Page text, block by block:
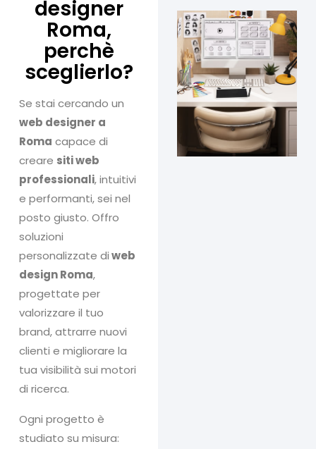
designer
Roma,
perchè
sceglierlo?
Se stai cercando un
web designer a
Roma capace di
creare siti web
professionali, intuitivi
e performanti, sei nel
posto giusto. Offro
soluzioni
personalizzate diweb
design Roma,
progettate per
valorizzare il tuo
brand, attrarre nuovi
clienti e migliorare la
tua visibilità sui motori
di ricerca.
Ogni progetto è
studiato su misura: